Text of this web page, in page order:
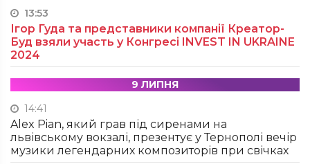
13:53
Ігор Гуда та представники компанії Креатор-
Буд взяли участь у Конгресі INVEST IN UKRAINE
2024
9 ЛИПНЯ
14:41
Alex Pian, який грав під сиренами на
львівському вокзалі, презентує у Тернополі вечір
музики легендарних композиторів при свічках